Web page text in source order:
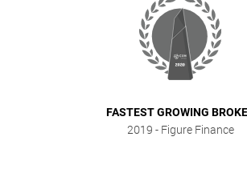
FASTEST GROWING
2019 - Figure Finance